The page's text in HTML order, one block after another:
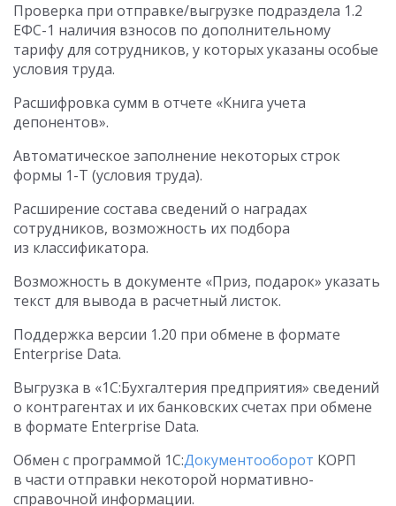
Проверка при отправке/выгрузке подраздела 1.2
ЕФС-1 наличия взносов по дополнительному
тарифу для сотрудников, у которых указаны особые
условия труда.
Расшифровка сумм в отчете «Книга учета
депонентов».
Автоматическое заполнение некоторых строк
формы 1-Т (условия труда).
Расширение состава сведений о наградах
сотрудников, возможность их подбора
из классификатора.
Возможность в документе «Приз, подарок» указать
текст для вывода в расчетный листок.
Поддержка версии 1.20 при обмене в формате
Enterprise Data.
Выгрузка в «1С:Бухгалтерия предприятия» сведений
о контрагентах и их банковских счетах при обмене
в формате Enterprise Data.
Обмен с программой 1С:Документооборот КОРП
в части отправки некоторой нормативно-
справочной информации.